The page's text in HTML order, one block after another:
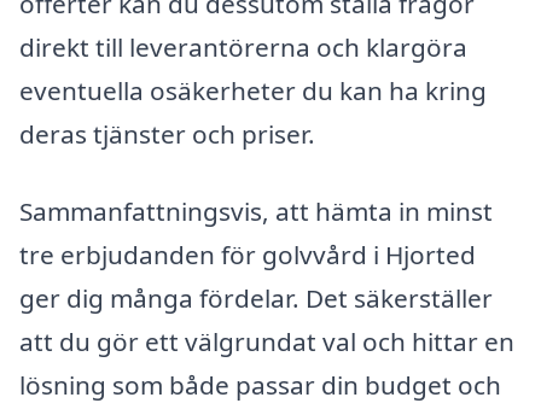
direkt till leverantörerna och klargöra
eventuella osäkerheter du kan ha kring
deras tjänster och priser.
Sammanfattningsvis, att hämta in minst
tre erbjudanden för golvvård i Hjorted
ger dig många fördelar. Det säkerställer
att du gör ett välgrundat val och hittar en
lösning som både passar din budget och